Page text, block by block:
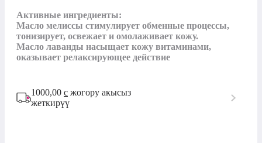
Активные ингредиенты:
Масло мелиссы стимулирует обменные процессы,
тонизирует, освежает и омолаживает кожу.
Масло лаванды насыщает кожу витаминами,
оказывает релаксирующее действие
1000,00 с жогору акысыз
жеткирүү